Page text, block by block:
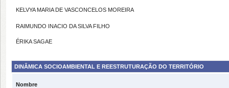
KELVYA MARIA DE VASCONCELOS MOREIRA
RAIMUNDO INACIO DA SILVA FILHO
ÉRIKA SAGAE
DINÂMICA SOCIOAMBIENTAL E REESTRUTURAÇÃO DO TERRITÓRIO
Nombre